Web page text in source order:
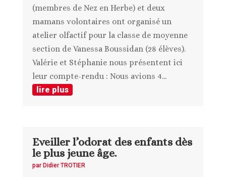
(membres de Nez en Herbe) et deux
mamans volontaires ont organisé un
atelier olfactif pour la classe de moyenne
section de Vanessa Boussidan (28 élèves).
Valérie et Stéphanie nous présentent ici
leur compte-rendu : Nous avions 4...
lire plus
Eveiller l’odorat des enfants dès
le plus jeune âge.
par Didier TROTIER